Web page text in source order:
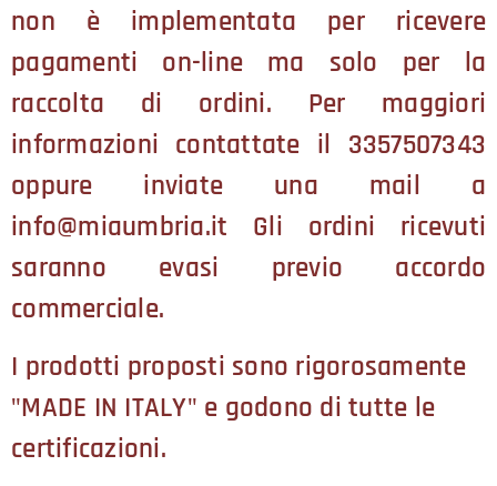
non è implementata per ricevere
pagamenti on-line ma solo per la
raccolta di ordini. Per maggiori
informazioni contattate il 3357507343
oppure inviate una mail a
info@miaumbria.it Gli ordini ricevuti
saranno evasi previo accordo
commerciale.
I prodotti proposti sono rigorosamente
"MADE IN ITALY" e godono di tutte le
certificazioni.